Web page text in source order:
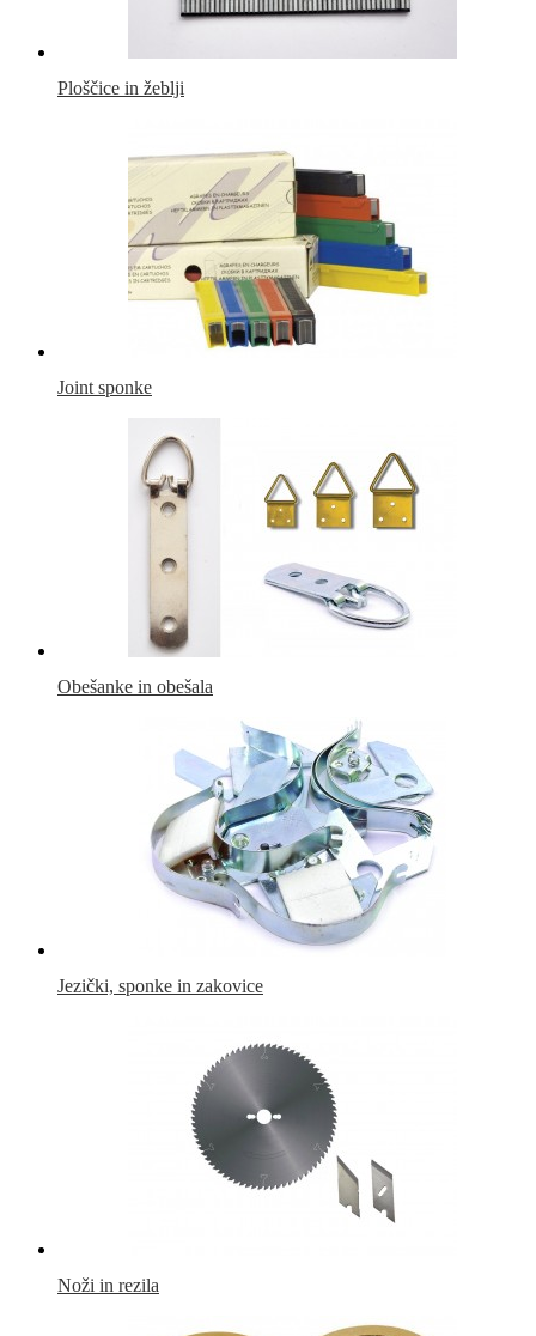
Ploščice in žeblji
Joint sponke
Obešanke in obešala
Jezički, sponke in zakovice
Noži in rezila